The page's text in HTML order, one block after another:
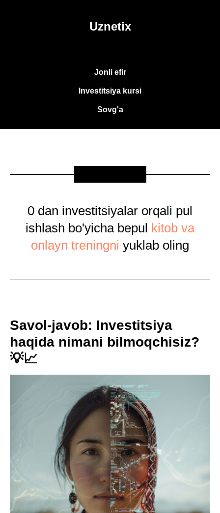
Uznetix
Jonli efir
Investitsiya kursi
Sovg'a
0 dan investitsiyalar orqali pul
ishlash bo'yicha bepul kitob va
onlayn treningni yuklab oling
Savol-javob: Investitsiya
haqida nimani bilmoqchisiz?
💡📈